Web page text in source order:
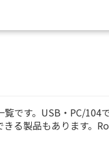
です。USB・PC/104
る製品もあります。